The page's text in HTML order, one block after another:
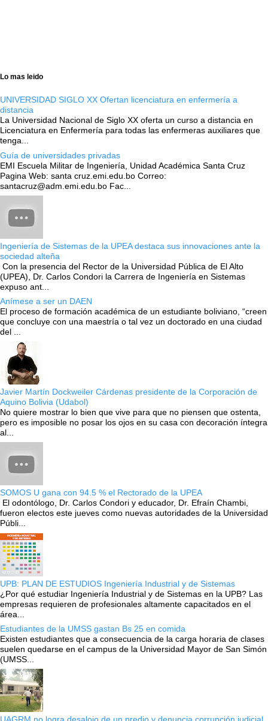
Lo mas leido
UNIVERSIDAD SIGLO XX Ofertan licenciatura en enfermería a
distancia
La Universidad Nacional de Siglo XX oferta un curso a distancia en
Licenciatura en Enfermería para todas las enfermeras auxiliares que
tenga...
Guía de universidades privadas
EMI Escuela Militar de Ingeniería, Unidad Académica Santa Cruz
Pagina Web: santa cruz.emi.edu.bo Correo:
santacruz@adm.emi.edu.bo Fac...
Ingeniería de Sistemas de la UPEA destaca sus innovaciones ante la
sociedad alteña
Con la presencia del Rector de la Universidad Pública de El Alto
(UPEA), Dr. Carlos Condori la Carrera de Ingeniería en Sistemas
expuso ant...
Anímese a ser un DAEN
El proceso de formación académica de un estudiante boliviano, “creen
que concluye con una maestría o tal vez un doctorado en una ciudad
del ...
Javier Martín Dockweiler Cárdenas presidente de la Corporación de
Aquino Bolivia (Udabol)
No quiere mostrar lo bien que vive para que no piensen que ostenta,
pero es imposible no posar los ojos en su casa con decoración íntegra
al...
SOMOS U gana con 94.5 % el Rectorado de la UPEA
El odontólogo, Dr. Carlos Condori y educador, Dr. Efraín Chambi,
fueron electos este jueves como nuevas autoridades de la Universidad
Públi...
UPB: PLAN DE ESTUDIOS Ingeniería Industrial y de Sistemas
¿Por qué estudiar Ingeniería Industrial y de Sistemas en la UPB? Las
empresas requieren de profesionales altamente capacitados en el
área...
Estudiantes de la UMSS gastan Bs 25 en comida
Existen estudiantes que a consecuencia de la carga horaria de clases
suelen quedarse en el campus de la Universidad Mayor de San Simón
(UMSS...